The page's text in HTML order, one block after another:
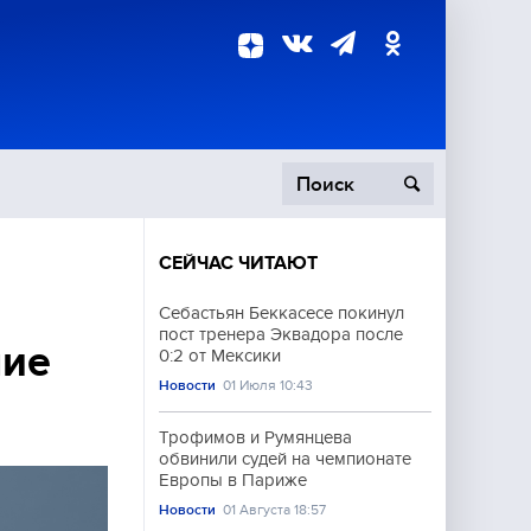
СЕЙЧАС ЧИТАЮТ
Себастьян Беккасесе покинул
пост тренера Эквадора после
0:2 от Мексики
Новости 01 Июля 10:43
Трофимов и Румянцева
обвинили судей на чемпионате
Европы в Париже
Новости 01 Августа 18:57